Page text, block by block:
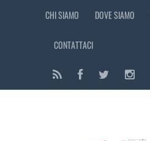
CHI SIAMO DOVE SIAMO
CONTATTACI